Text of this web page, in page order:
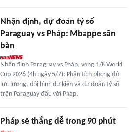
Nhận định, dự đoán tỷ số
Paraguay vs Pháp: Mbappe săn
bàn
Nhận định Paraguay vs Pháp, vòng 1/8 World
Cup 2026 (4h ngày 5/7): Phân tích phong độ,
lực lượng, đội hình dự kiến và dự đoán tỷ số
trận Paraguay đấu với Pháp.
Pháp sẽ thắng dễ trong 90 phút